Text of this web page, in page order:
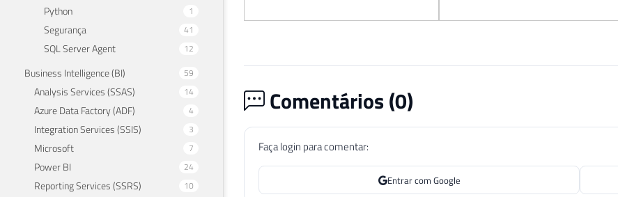
Python 1
Segurança 41
SQL Server Agent 12
Business Intelligence (BI) 59
Analysis Services (SSAS) 14
Azure Data Factory (ADF) 4
Integration Services (SSIS) 3
Microsoft 7
Power BI 24
Reporting Services (SSRS) 10
Comentários (0)
Faça login para comentar:
Entrar com Google